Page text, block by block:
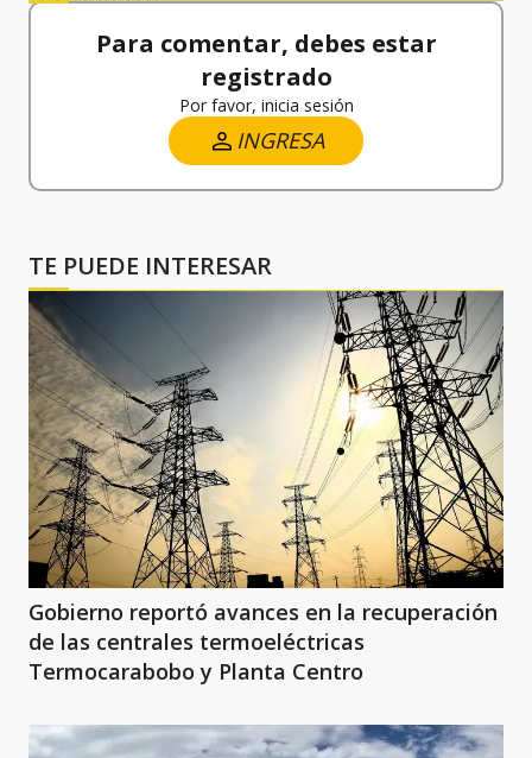
Para comentar, debes estar
registrado
Por favor, inicia sesión
INGRESA
TE PUEDE INTERESAR
Gobierno reportó avances en la recuperación
de las centrales termoeléctricas
Termocarabobo y Planta Centro